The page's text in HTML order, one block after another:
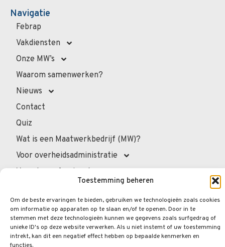
Toestemming beheren
Om de beste ervaringen te bieden, gebruiken we technologieën zoals cookies
om informatie op apparaten op te slaan en/of te openen. Door in te
stemmen met deze technologieën kunnen we gegevens zoals surfgedrag of
unieke ID's op deze website verwerken. Als u niet instemt of uw toestemming
intrekt, kan dit een negatief effect hebben op bepaalde kenmerken en
Navigatie
Febrap
Vakdiensten
Onze MW’s
Waarom samenwerken?
Nieuws
Contact
Quiz
Wat is een Maatwerkbedrijf (MW)?
Voor overheidsadministratie
Voor de professionals
Veelgestelde vragen